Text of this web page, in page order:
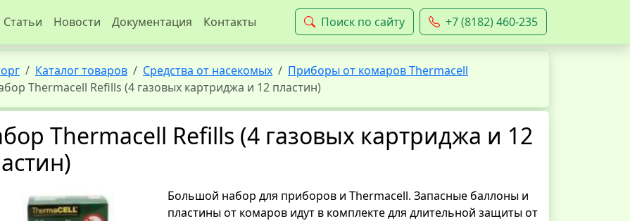
Статьи Новости Документация Контакты Поиск по сайту +7 (8182) 460-235
Каталог товаров Средства от насекомых
Приборы от комаров Thermacell
Thermacell Refills (4 газовых картриджа и 12 пластин)
Thermacell Refills (4 газовых картриджа и 12
Большой набор для приборов и Thermacell. Запасные баллоны и
пластины от комаров идут в комплекте для длительной защиты от